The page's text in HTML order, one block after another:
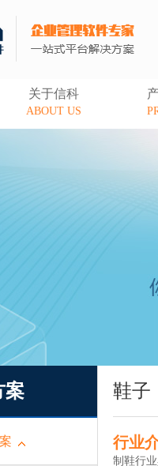
关于信科
ABOUT US
案 鞋子
行业
制鞋行